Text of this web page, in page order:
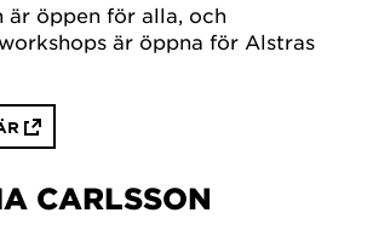
är öppen för alla, och
är öppna för Alstras
CARLSSON